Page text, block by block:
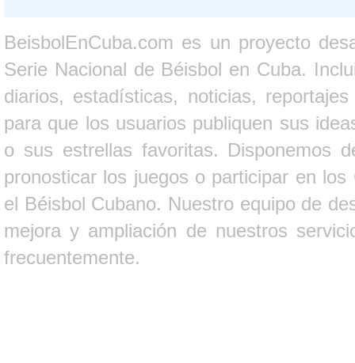
BeisbolEnCuba.com es un proyecto
Serie Nacional de Béisbol en Cuba.
diarios, estadísticas, noticias,
para que los usuarios publiquen sus
o sus estrellas favoritas. Disponemos
pronosticar los juegos o participar en
el Béisbol Cubano. Nuestro equipo de
mejora y ampliación de nuestros
frecuentemente.